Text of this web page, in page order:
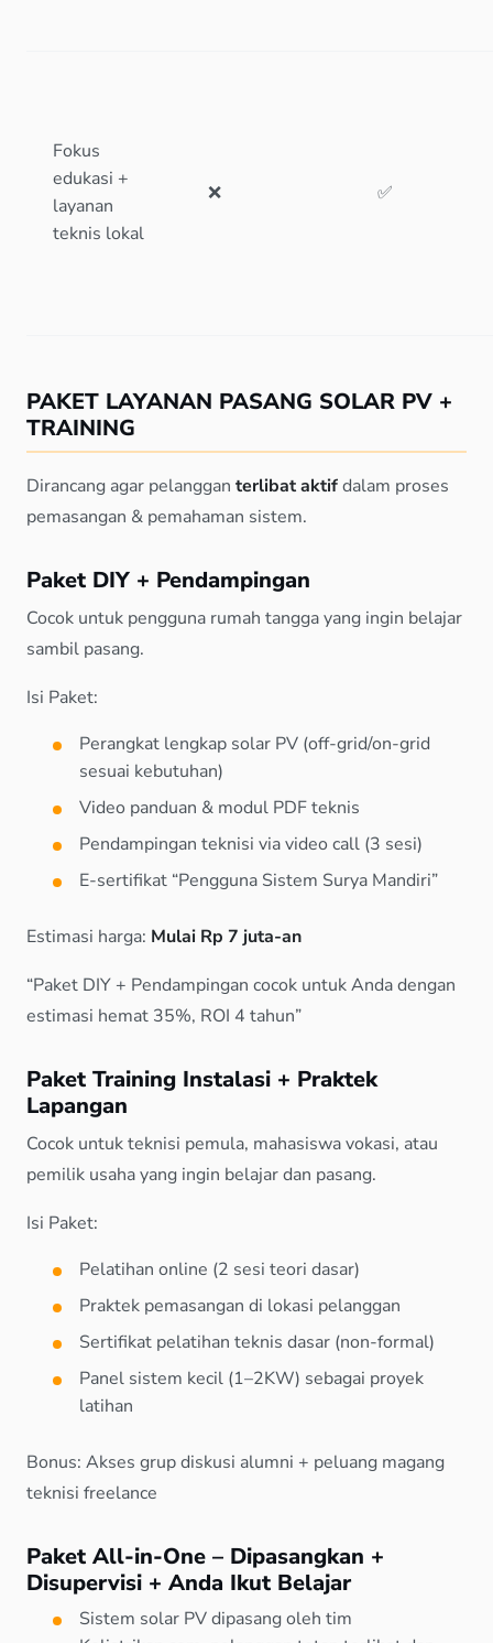
Fokus
edukasi +
layanan
teknis lokal
❌ ✅
PAKET LAYANAN PASANG SOLAR PV +
TRAINING
Dirancang agar pelanggan terlibat aktifdalam proses
pemasangan & pemahaman sistem.
Paket DIY + Pendampingan
Cocok untuk pengguna rumah tangga yang ingin belajar
sambil pasang.
Isi Paket:
Perangkat lengkap solar PV (off-grid/on-grid
sesuai kebutuhan)
Video panduan & modul PDF teknis
Pendampingan teknisi via video call (3 sesi)
E-sertifikat “Pengguna Sistem Surya Mandiri”
Estimasi harga: Mulai Rp 7 juta-an
“Paket DIY + Pendampingan cocok untuk Anda dengan
estimasi hemat 35%, ROI 4 tahun”
Paket Training Instalasi + Praktek
Lapangan
Cocok untuk teknisi pemula, mahasiswa vokasi, atau
pemilik usaha yang ingin belajar dan pasang.
Isi Paket:
Pelatihan online (2 sesi teori dasar)
Praktek pemasangan di lokasi pelanggan
Sertifikat pelatihan teknis dasar (non-formal)
Panel sistem kecil (1–2KW) sebagai proyek
latihan
Bonus: Akses grup diskusi alumni + peluang magang
teknisi freelance
Paket All-in-One – Dipasangkan +
Disupervisi + Anda Ikut Belajar
Sistem solar PV dipasang oleh tim